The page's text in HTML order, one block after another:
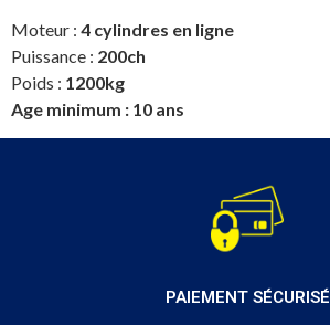
Moteur : 4 cylindres en ligne
Puissance : 200ch
Poids : 1200kg
Age minimum : 10 ans
PAIEMENT SÉCURISÉ